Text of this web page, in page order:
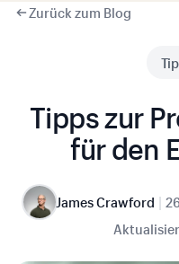
Zurück zum Blog
Tipps zur
für den
James Crawford |